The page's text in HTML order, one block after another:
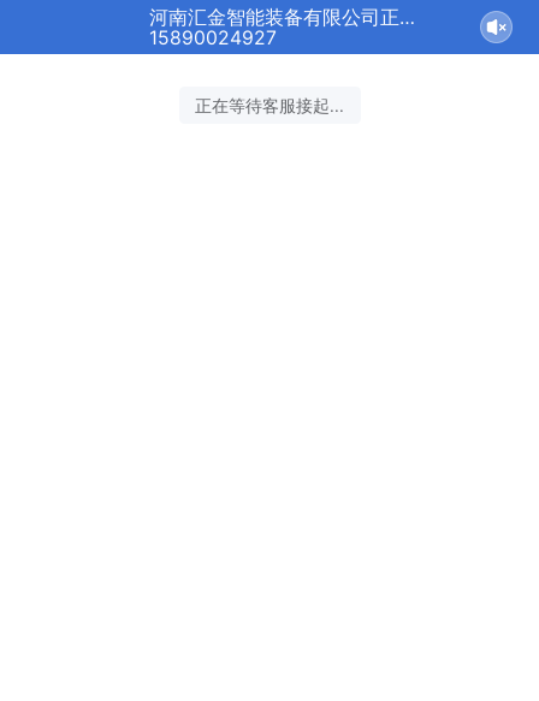
河南汇金智能装备有限公司正在为您服务
15890024927
正在等待客服接起...